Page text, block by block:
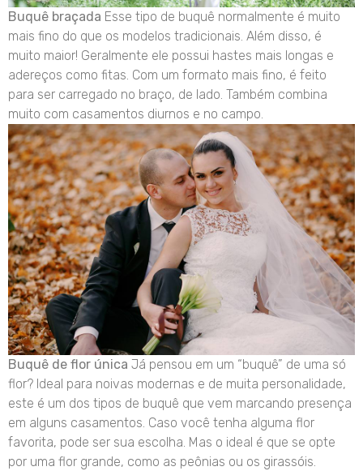
Buquê braçada Esse tipo de buquê normalmente é muito
mais fino do que os modelos tradicionais. Além disso, é
muito maior! Geralmente ele possui hastes mais longas e
adereços como fitas. Com um formato mais fino, é feito
para ser carregado no braço, de lado. Também combina
muito com casamentos diurnos e no campo.
Buquê de flor única Já pensou em um “buquê” de uma só
flor? Ideal para noivas modernas e de muita personalidade,
este é um dos tipos de buquê que vem marcando presença
em alguns casamentos. Caso você tenha alguma flor
favorita, pode ser sua escolha. Mas o ideal é que se opte
por uma flor grande, como as peônias ou os girassóis.